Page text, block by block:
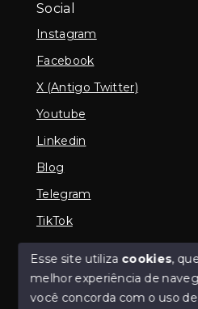
Olá! Estamos
Social
Instagram
Facebook
X (Antigo Twitter)
Youtube
Linkedin
Blog
Telegram
TikTok
© Copyright 2026 -
imobiliária Araguari |
Esse site utiliza cookies,
melhor experiência de
você concorda com o uso de